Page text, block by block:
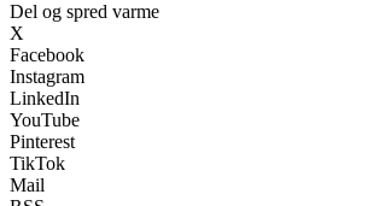
Del og spred varme
X
Facebook
Instagram
LinkedIn
YouTube
Pinterest
TikTok
Mail